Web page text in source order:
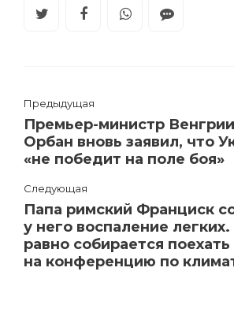
Предыдущая
Премьер-министр
Орбан вновь заявил, что
«не победит на поле боя»
Следующая
Папа римский Франциск
у него воспаление
равно собирается
на конференцию по